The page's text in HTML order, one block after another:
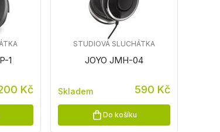
1
Kč
JOYO JMH-04
STUDIOVÁ SLUCHÁTKA
Skladem 590 Kč
Do košíku